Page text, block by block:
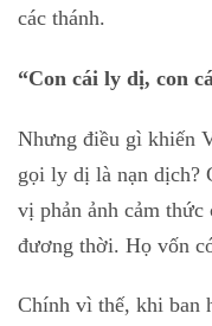
các thánh.
“Con cái ly dị, con
Nhưng điều gì khiến
gọi ly dị là nạn dịch?
vị phản ảnh cảm thức
đương thời. Họ vốn
Chính vì thế, khi ban